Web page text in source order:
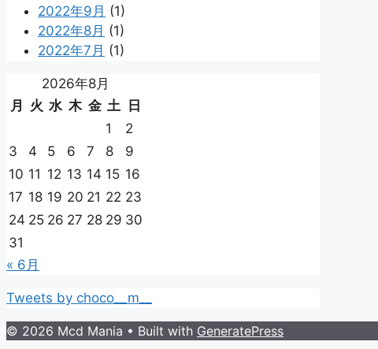
2022年9月 (1)
2022年8月 (1)
2022年7月 (1)
2026年8月
月 火 水 木 金 土 日
1
2
3
4 5 6 7 8
9
10 11 12 13 14 15 16
17 18 19 20 21 22 23
24 25 26 27 28 29 30
31
« 6月
Tweets by choco__m__
© 2026 Mcd Mania • Built with GeneratePress